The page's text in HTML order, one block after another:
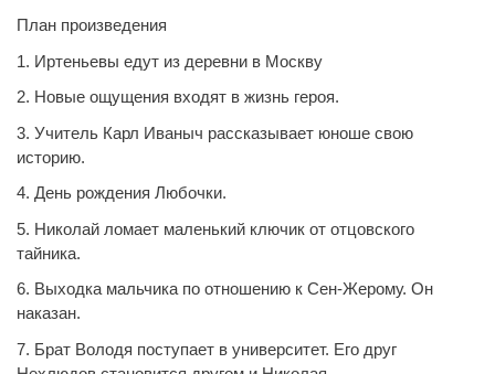
План произведения
1. Иртеньевы едут из деревни в Москву
2. Новые ощущения входят в жизнь героя.
3. Учитель Карл Иваныч рассказывает юноше свою
историю.
4. День рождения Любочки.
5. Николай ломает маленький ключик от отцовского
тайника.
6. Выходка мальчика по отношению к Сен-Жерому. Он
наказан.
7. Брат Володя поступает в университет. Его друг